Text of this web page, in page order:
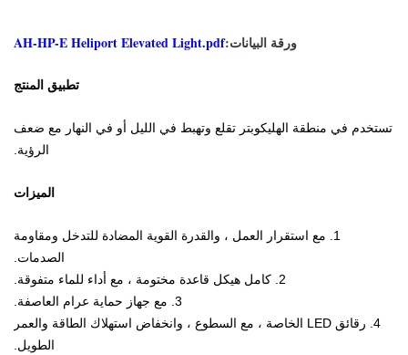
ورقة البيانات:AH-HP-E Heliport Elevated Light.pdf
تطبيق المنتج
تستخدم في منطقة الهليكوبتر تقلع وتهبط في الليل أو في النهار مع ضعف
الرؤية.
الميزات
1. مع استقرار العمل ، والقدرة القوية المضادة للتدخل ومقاومة
الصدمات.
2. كامل هيكل قاعدة مختومة ، مع أداء للماء متفوقة.
3. مع جهاز حماية عرام العاصفة.
4. رقائق LED الخاصة ، مع السطوع ، وانخفاض استهلاك الطاقة والعمر
الطويل.